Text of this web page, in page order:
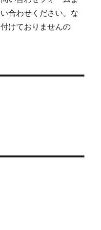
合わせください。な
けておりませんの